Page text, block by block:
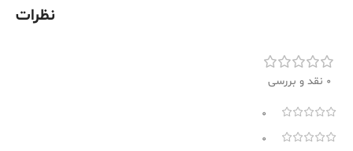
نظرات
0 نقد و بررسی
0
0